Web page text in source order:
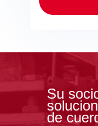
Su
de